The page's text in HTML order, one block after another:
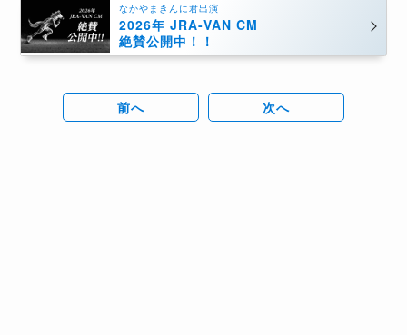
なかやまきんに君出演
2026年 JRA-VAN CM
絶賛公開中！！
前へ 次へ